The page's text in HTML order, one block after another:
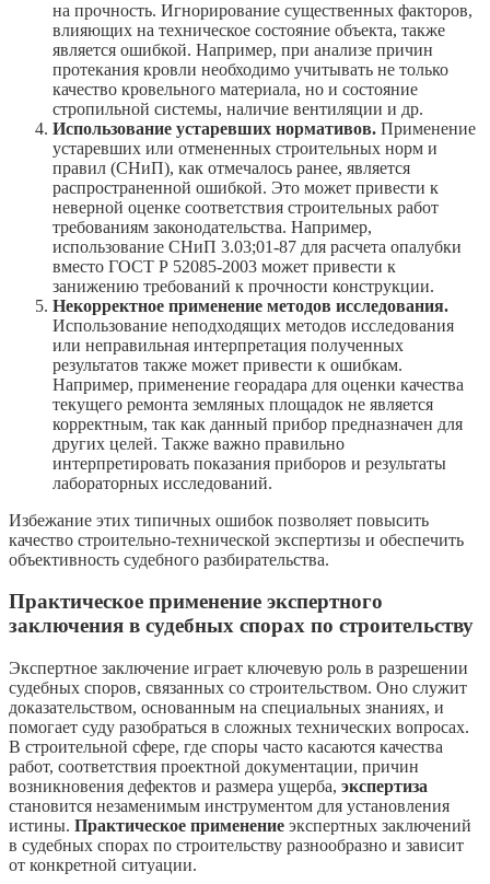
на прочность. Игнорирование существенных факторов,
влияющих на техническое состояние объекта, также
является ошибкой. Например, при анализе причин
протекания кровли необходимо учитывать не только
качество кровельного материала, но и состояние
стропильной системы, наличие вентиляции и др.
Использование устаревших нормативов. Применение
устаревших или отмененных строительных норм и
правил (СНиП), как отмечалось ранее, является
распространенной ошибкой. Это может привести к
неверной оценке соответствия строительных работ
требованиям законодательства. Например,
использование СНиП 3.03;01-87 для расчета опалубки
вместо ГОСТ Р 52085-2003 может привести к
занижению требований к прочности конструкции.
Некорректное применение методов исследования.
Использование неподходящих методов исследования
или неправильная интерпретация полученных
результатов также может привести к ошибкам.
Например, применение георадара для оценки качества
текущего ремонта земляных площадок не является
корректным, так как данный прибор предназначен для
других целей. Также важно правильно
интерпретировать показания приборов и результаты
лабораторных исследований.
Избежание этих типичных ошибок позволяет повысить
качество строительно-технической экспертизы и обеспечить
объективность судебного разбирательства.
Практическое применение экспертного
заключения в судебных спорах по строительству
Экспертное заключение играет ключевую роль в разрешении
судебных споров, связанных со строительством. Оно служит
доказательством, основанным на специальных знаниях, и
помогает суду разобраться в сложных технических вопросах.
В строительной сфере, где споры часто касаются качества
работ, соответствия проектной документации, причин
возникновения дефектов и размера ущерба, экспертиза
становится незаменимым инструментом для установления
истины. Практическое применение экспертных заключений
в судебных спорах по строительству разнообразно и зависит
от конкретной ситуации.